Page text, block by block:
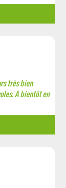
très bien
A bientôt en